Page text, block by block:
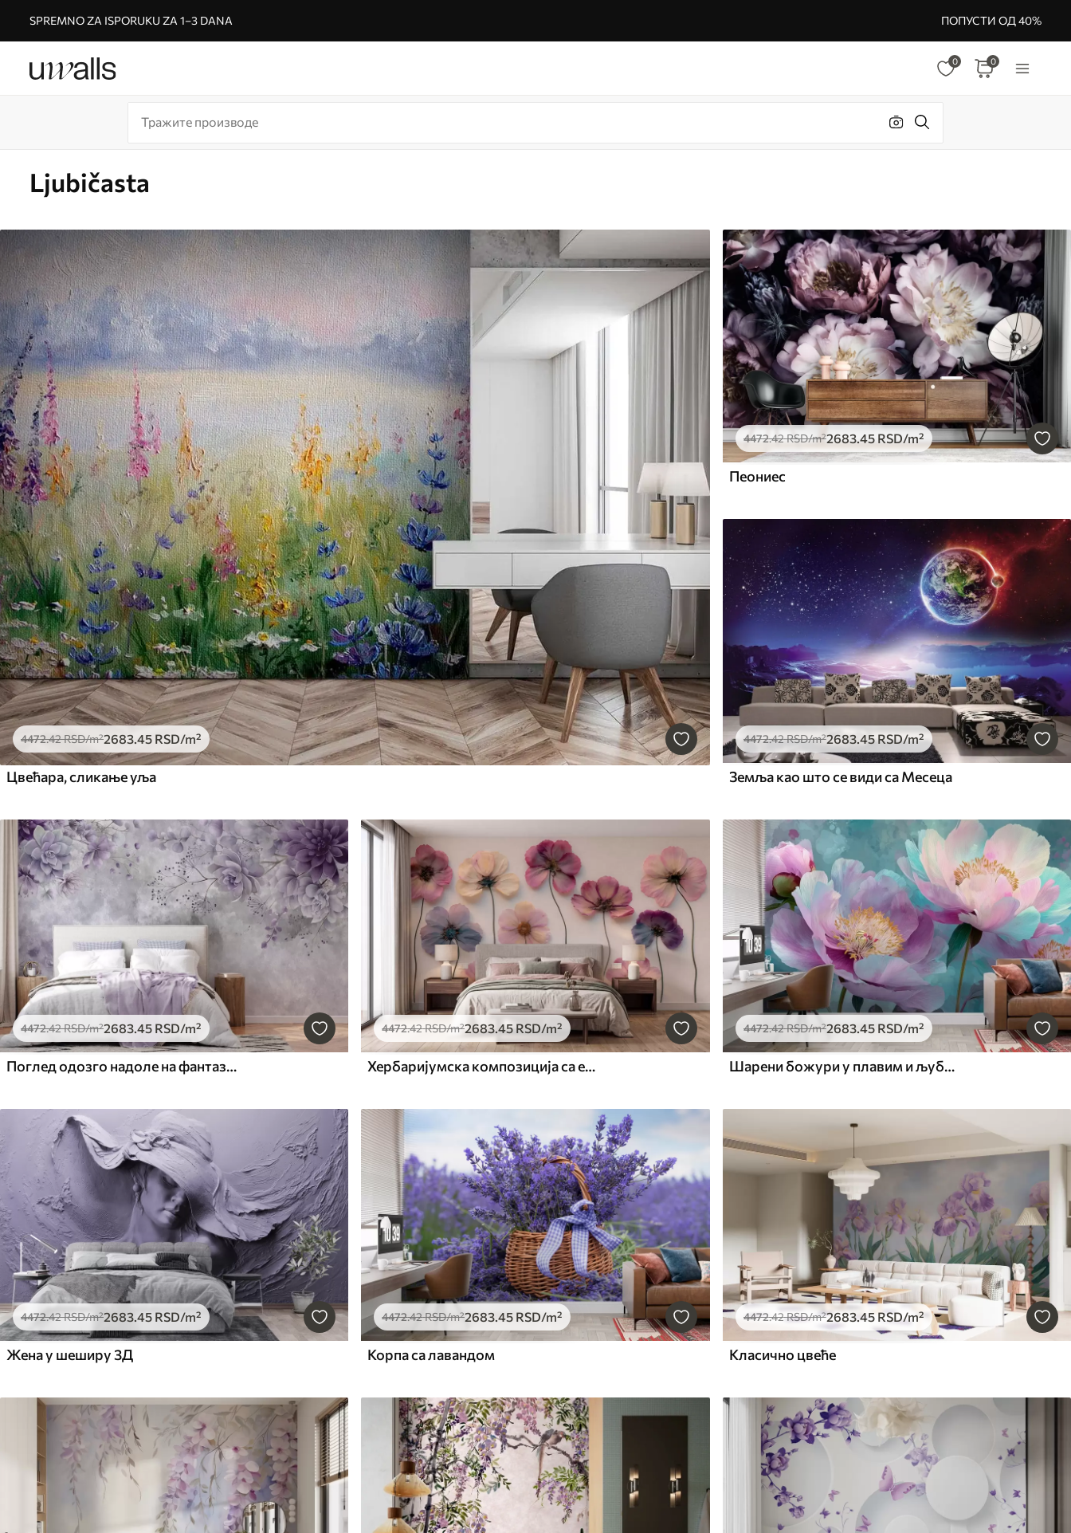
SPREMNO ZA ISPORUKU ZA 1–3 DANA ПОПУСТИ ОД 40%
0 0
Ljubičasta
4472.42RSD/m²2683.45 RSD/m²
Цвећара, сликање уља
4472.42RSD/m²2683.45 RSD/m²
Пеониес
4472.42RSD/m²2683.45RSD/m²
Земља као што се види са Месеца
4472.42RSD/m²2683 .45 RSD/m²
Поглед одозго надоле на фантазијско цвеће у ретро стилу, у нијансама љубичасте
4472.42RSD/m²2683 .45 RSD/m²
Хербаријумска композиција са ефектом пресованог цвећа и 3Д текстуром
4472.42RSD/m²2683.45 RSD/m²
Шарени божури у плавим и љубичастим нијансама
4472.42RSD/m²2683.45 RSD/m²
Жена у шеширу 3Д
4472.42RSD/m²2683.45 RSD/m²
Корпа са лавандом
4472.42RSD/m²2683.45 RSD/m²
Класично цвеће